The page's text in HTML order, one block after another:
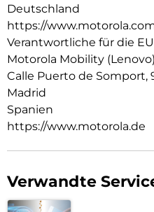
Deutschland
https://
Verantwortliche für die EU
Motorola Mobility (Lenovo)
Calle Puerto de Somport,
Madrid
Spanien
https://www.motorola.de
Verwandte